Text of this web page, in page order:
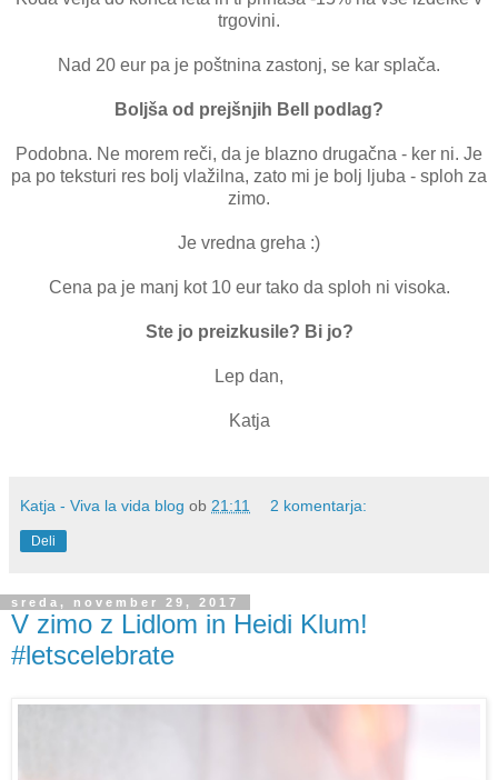
trgovini.
Nad 20 eur pa je poštnina zastonj, se kar splača.
Boljša od prejšnjih Bell podlag?
Podobna. Ne morem reči, da je blazno drugačna - ker ni. Je
pa po teksturi res bolj vlažilna, zato mi je bolj ljuba - sploh za
zimo.
Je vredna greha :)
Cena pa je manj kot 10 eur tako da sploh ni visoka.
Ste jo preizkusile? Bi jo?
Lep dan,
Katja
Katja - Viva la vida blog ob 21:11 2 komentarja:
Deli
sreda, november 29, 2017
V zimo z Lidlom in Heidi Klum!
#letscelebrate